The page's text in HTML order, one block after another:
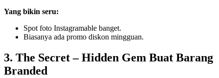
Yang bikin seru:
Spot foto Instagramable banget.
Biasanya ada promo diskon mingguan.
3. The Secret – Hidden Gem Buat Barang
Branded